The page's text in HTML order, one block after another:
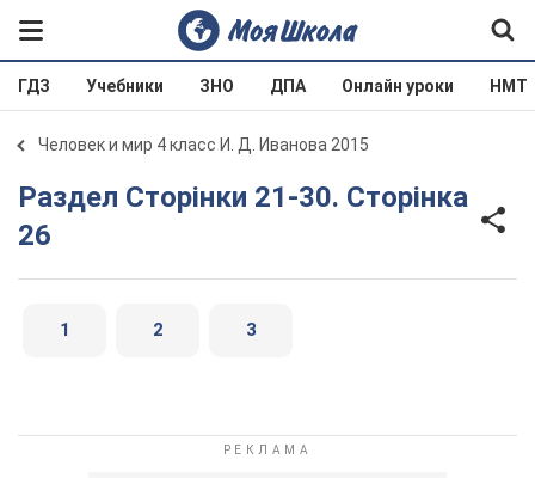
ГДЗ Учебники ЗНО ДПА Онлайн уроки НМТ
Человек и мир 4 класс И. Д. Иванова 2015
Раздел Сторінки 21-30. Сторінка
26
1 2 3